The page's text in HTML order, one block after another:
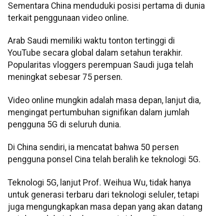
Sementara China menduduki posisi pertama di dunia
terkait penggunaan video online.
Arab Saudi memiliki waktu tonton tertinggi di
YouTube secara global dalam setahun terakhir.
Popularitas vloggers perempuan Saudi juga telah
meningkat sebesar 75 persen.
Video online mungkin adalah masa depan, lanjut dia,
mengingat pertumbuhan signifikan dalam jumlah
pengguna 5G di seluruh dunia.
Di China sendiri, ia mencatat bahwa 50 persen
pengguna ponsel Cina telah beralih ke teknologi 5G.
Teknologi 5G, lanjut Prof. Weihua Wu, tidak hanya
untuk generasi terbaru dari teknologi seluler, tetapi
juga mengungkapkan masa depan yang akan datang